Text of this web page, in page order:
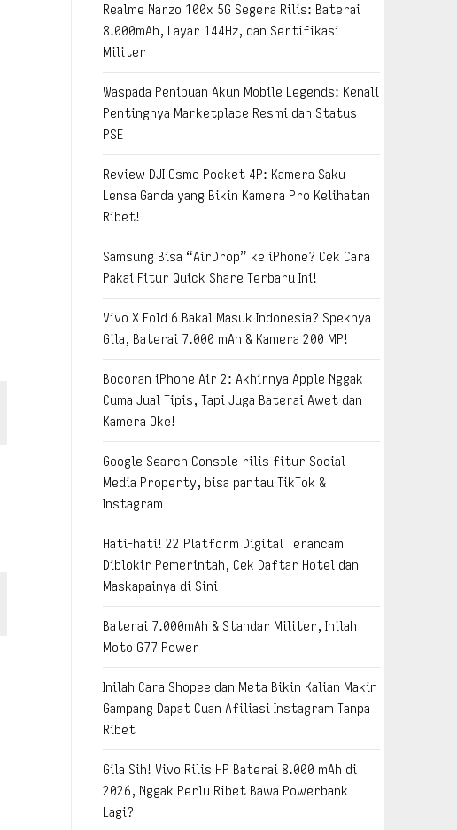
Realme Narzo 100x 5G Segera Rilis: Baterai
8.000mAh, Layar 144Hz, dan Sertifikasi
Militer
Waspada Penipuan Akun Mobile Legends: Kenali
Pentingnya Marketplace Resmi dan Status
PSE
Review DJI Osmo Pocket 4P: Kamera Saku
Lensa Ganda yang Bikin Kamera Pro Kelihatan
Ribet!
Samsung Bisa “AirDrop” ke iPhone? Cek Cara
Pakai Fitur Quick Share Terbaru Ini!
Vivo X Fold 6 Bakal Masuk Indonesia? Speknya
Gila, Baterai 7.000 mAh & Kamera 200 MP!
Bocoran iPhone Air 2: Akhirnya Apple Nggak
Cuma Jual Tipis, Tapi Juga Baterai Awet dan
Kamera Oke!
Google Search Console rilis fitur Social
Media Property, bisa pantau TikTok &
Instagram
Hati-hati! 22 Platform Digital Terancam
Diblokir Pemerintah, Cek Daftar Hotel dan
Maskapainya di Sini
Baterai 7.000mAh & Standar Militer, Inilah
Moto G77 Power
Inilah Cara Shopee dan Meta Bikin Kalian Makin
Gampang Dapat Cuan Afiliasi Instagram Tanpa
Ribet
Gila Sih! Vivo Rilis HP Baterai 8.000 mAh di
2026, Nggak Perlu Ribet Bawa Powerbank
Lagi?